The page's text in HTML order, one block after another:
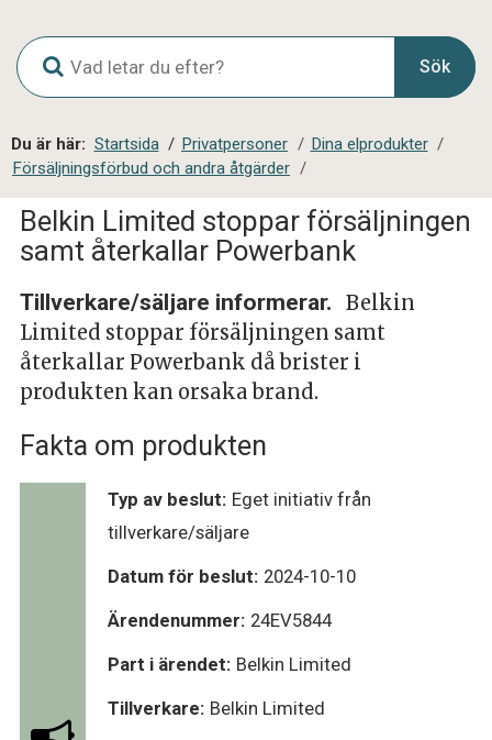
G
l
o
a
l
s
t
e
s
ö
k
Sök
Du är här: Startsida / Privatpersoner / Dina elprodukter /
Försäljningsförbud och andra åtgärder /
Belkin Limited stoppar försäljningen
samt återkallar Powerbank
Tillverkare/säljare informerar.
Belkin
Limited stoppar försäljningen samt
återkallar Powerbank då brister i
produkten kan orsaka brand.
Fakta om produkten
Typ av beslut: Eget initiativ från
tillverkare/säljare
Datum för beslut: 2024-10-10
Ärendenummer: 24EV5844
Part i ärendet: Belkin Limited
Tillverkare: Belkin Limited